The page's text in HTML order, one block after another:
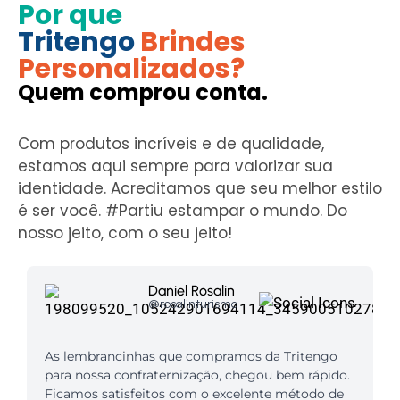
Por que
TritengoBrindes
Personalizados?
Quem comprou conta.
Com produtos incríveis e de qualidade,
estamos aqui sempre para valorizar sua
identidade. Acreditamos que seu melhor estilo
é ser você. #Partiu estampar o mundo. Do
nosso jeito, com o seu jeito!
Daniel Rosalin
@rosalinturismo
As lembrancinhas que compramos da Tritengo
para nossa confraternização, chegou bem rápido.
Ficamos satisfeitos com o excelente método de